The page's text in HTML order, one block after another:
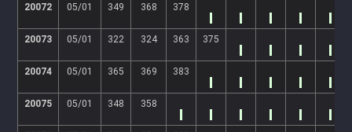
20072 05/01 349 368 378
20073 05/01 322 324 363 375
20074 05/01 365 369 383
20075 05/01 348 358